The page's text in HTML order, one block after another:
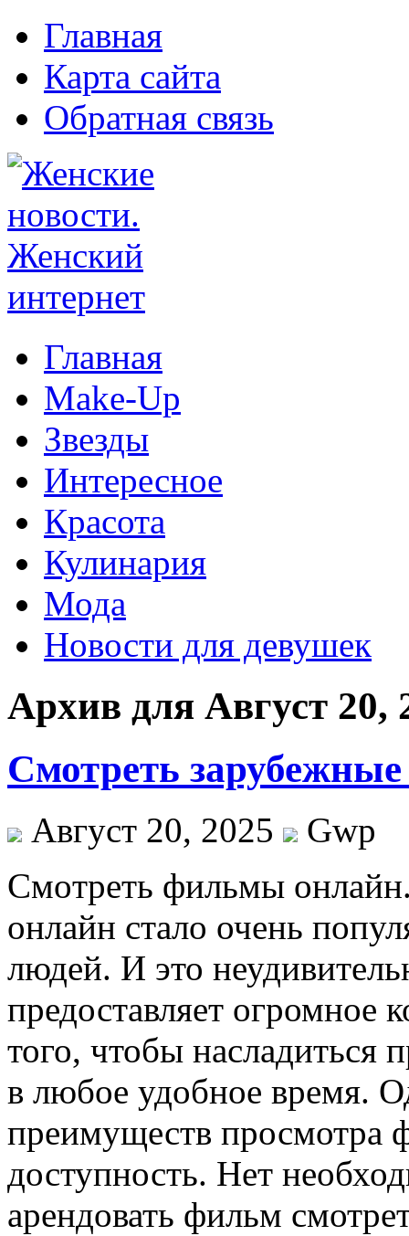
Главная
Карта сайта
Обратная связь
Главная
Make-Up
Звезды
Интересное
Красота
Кулинария
Мода
Новости для девушек
Архив для Август 20,
Смотреть
Август 20, 2025
Gwp
Смoтрeть фильмы
онлайн стало очень
людей. И это
предоставляет огромное
того, чтобы
в любое удобное время.
преимуществ просмотра
доступность. Нет
арендовать фильм